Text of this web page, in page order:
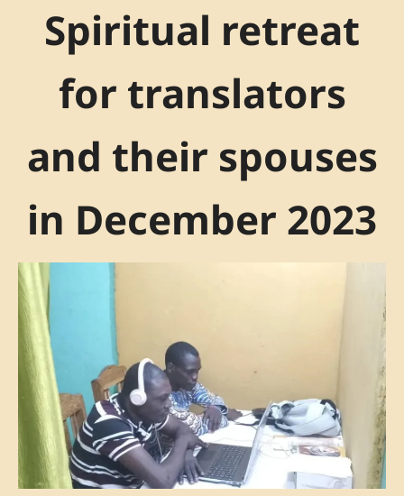
Spiritual retreat
for translators
and their spouses
in December 2023